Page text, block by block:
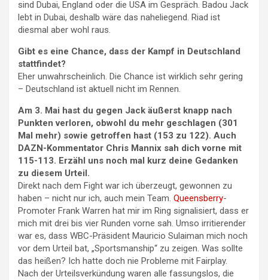
sind Dubai, England oder die USA im Gespräch. Badou Jack
lebt in Dubai, deshalb wäre das naheliegend. Riad ist
diesmal aber wohl raus.
Gibt es eine Chance, dass der Kampf in Deutschland
stattfindet?
Eher unwahrscheinlich. Die Chance ist wirklich sehr gering
– Deutschland ist aktuell nicht im Rennen.
Am 3. Mai hast du gegen Jack äußerst knapp nach
Punkten verloren, obwohl du mehr geschlagen (301
Mal mehr) sowie getroffen hast (153 zu 122). Auch
DAZN-Kommentator Chris Mannix sah dich vorne mit
115-113. Erzähl uns noch mal kurz deine Gedanken
zu diesem Urteil.
Direkt nach dem Fight war ich überzeugt, gewonnen zu
haben – nicht nur ich, auch mein Team. Queensberry-
Promoter Frank Warren hat mir im Ring signalisiert, dass er
mich mit drei bis vier Runden vorne sah. Umso irritierender
war es, dass WBC-Präsident Mauricio Sulaiman mich noch
vor dem Urteil bat, „Sportsmanship“ zu zeigen. Was sollte
das heißen? Ich hatte doch nie Probleme mit Fairplay.
Nach der Urteilsverkündung waren alle fassungslos, die